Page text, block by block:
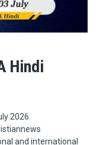
Hindi
2026
and international